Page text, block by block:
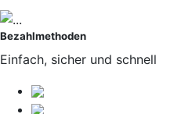
Bezahlmethoden
Einfach, sicher und schnell